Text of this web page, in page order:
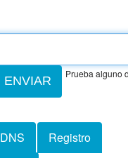
ENVIAR
Prueba alguno
DNS
Registro